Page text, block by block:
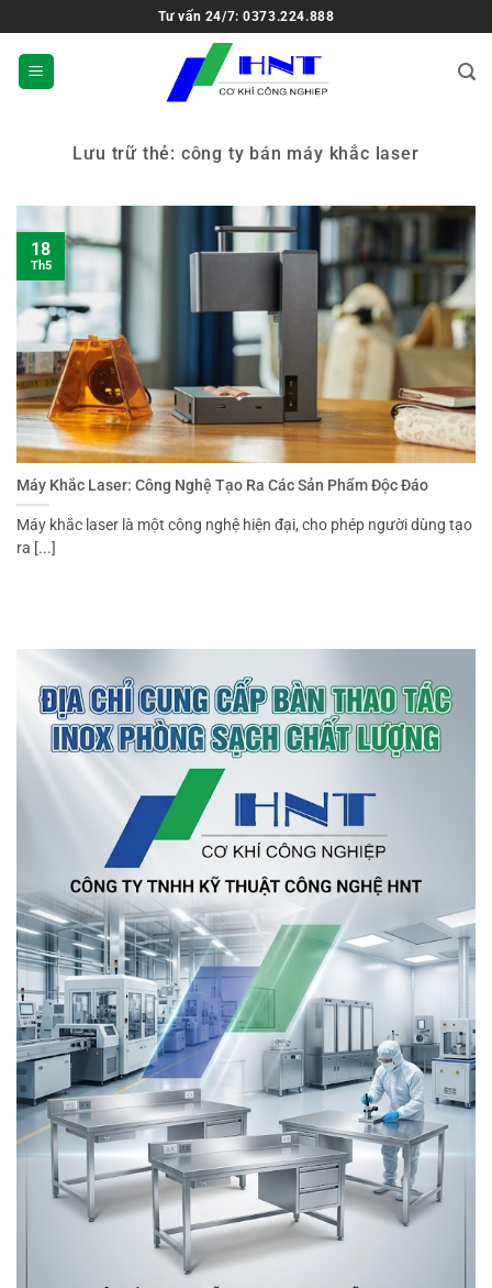
Tư vấn 24/7: 0373.224.888
Lưu trữ thẻ: công ty bán máy khắc laser
Máy Khắc Laser: Công Nghệ Tạo Ra Các Sản Phẩm Độc Đáo
Máy khắc laser là một công nghệ hiện đại, cho phép người dùng tạo
ra [...]
18
Th5